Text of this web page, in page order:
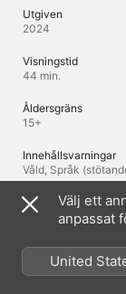
Utgiven
2024
Visningstid
44 min.
Åldersgräns
15+
Innehållsvarningar
Våld, Språk
Ursprungsregion
Storbritannien
© 2023 Mammoth
Välj ett
anpassat
United